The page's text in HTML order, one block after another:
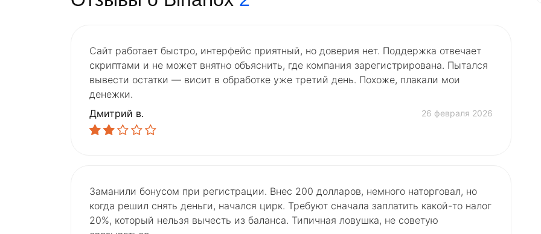
Сайт работает быстро, интерфейс приятный, но доверия нет. Поддержка отвечает
скриптами и не может внятно объяснить, где компания зарегистрирована. Пытался
вывести остатки — висит в обработке уже третий день. Похоже, плакали мои
денежки.
Дмитрий в.
26 февраля 2026
Заманили бонусом при регистрации. Внес 200 долларов, немного наторговал, но
когда решил снять деньги, начался цирк. Требуют сначала заплатить какой-то налог
20%, который нельзя вычесть из баланса. Типичная ловушка, не советую